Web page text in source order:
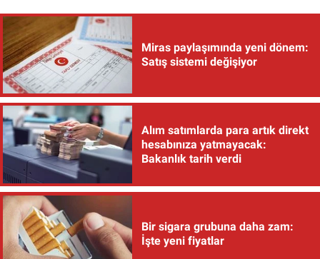
Miras paylaşımında yeni dönem:
Satış sistemi değişiyor
Alım satımlarda para artık direkt
hesabınıza yatmayacak:
Bakanlık tarih verdi
Bir sigara grubuna daha zam:
İşte yeni fiyatlar